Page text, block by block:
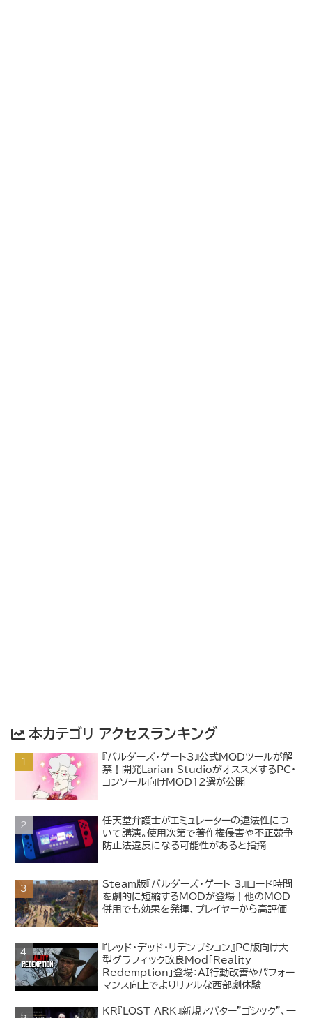
本カテゴリ アクセスランキング
『バルダーズ・ゲート3』公式MODツールが解
禁！開発Larian StudioがオススメするPC・
コンソール向けMOD12選が公開
任天堂弁護士がエミュレーターの違法性につ
いて講演。使用次第で著作権侵害や不正競争
防止法違反になる可能性があると指摘
Steam版『バルダーズ・ゲート 3』ロード時間
を劇的に短縮するMODが登場！他のMOD
併用でも効果を発揮、プレイヤーから高評価
『レッド・デッド・リデンプション』PC版向け大
型グラフィック改良Mod「Reality
Redemption」登場：AI行動改善やパフォー
マンス向上でよりリアルな西部劇体験
KR『LOST ARK』新規アバター"ゴシック"、一